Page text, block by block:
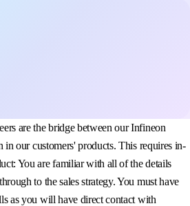
are the bridge between our Infineon
in our customers' products. This requires in-
You are familiar with all of the details
to the sales strategy. You must have
as you will have direct contact with